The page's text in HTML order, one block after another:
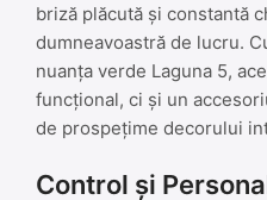
briză plăcută și constantă
dumneavoastră de lucru.
nuanța verde Laguna 5,
funcțional, ci și un
de prospețime decorului
Control și